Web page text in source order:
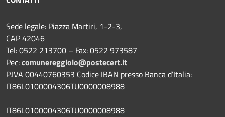
Sede legale: Piazza Martiri, 1-2-3,
CAP 42046
Tel: 0522 213700 – Fax: 0522 973587
Pec:comunereggiolo@postecert.it
P.IVA 00440760353 Codice IBAN presso Banca d’Italia:
IT86L0100004306TU0000008988
IT86L0100004306TU0000008988